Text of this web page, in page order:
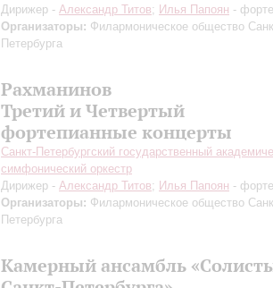
Дирижер - Александр Титов; Илья Папоян -
Организаторы: Филармоническое общество
Петербурга
Рахманинов
Третий и Четвертый
фортепианные концерты
Санкт-Петербургский государственный
симфонический оркестр
Дирижер - Александр Титов; Илья Папоян -
Организаторы: Филармоническое общество
Петербурга
Камерный ансамбль